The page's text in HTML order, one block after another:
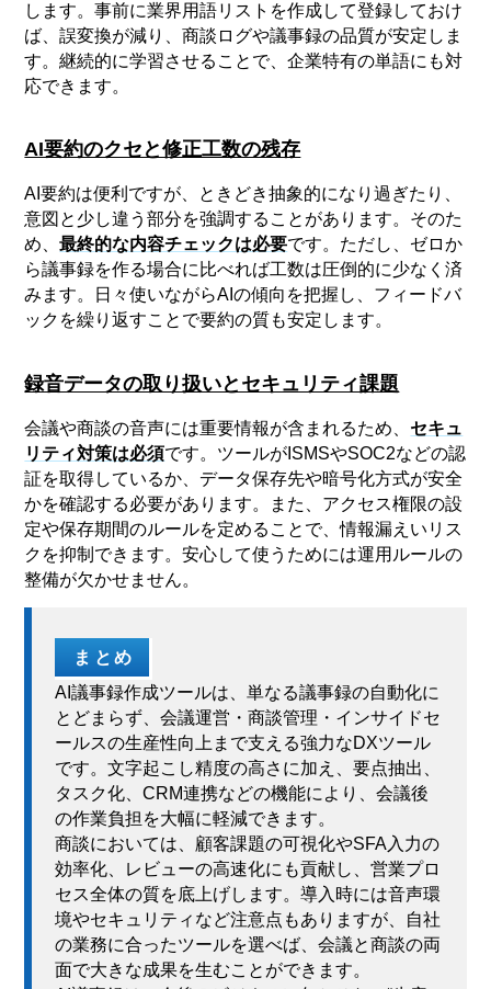
します。事前に業界用語リストを作成して登録しておけ
ば、誤変換が減り、商談ログや議事録の品質が安定しま
す。継続的に学習させることで、企業特有の単語にも対
応できます。
AI要約のクセと修正工数の残存
AI要約は便利ですが、ときどき抽象的になり過ぎたり、
意図と少し違う部分を強調することがあります。そのた
め、最終的な内容チェックは必要です。ただし、ゼロか
ら議事録を作る場合に比べれば工数は圧倒的に少なく済
みます。日々使いながらAIの傾向を把握し、フィードバ
ックを繰り返すことで要約の質も安定します。
録音データの取り扱いとセキュリティ課題
会議や商談の音声には重要情報が含まれるため、 セキュ
リティ対策は必須です。ツールがISMSやSOC2などの認
証を取得しているか、データ保存先や暗号化方式が安全
かを確認する必要があります。また、アクセス権限の設
定や保存期間のルールを定めることで、情報漏えいリス
クを抑制できます。安心して使うためには運用ルールの
整備が欠かせません。
まとめ
AI議事録作成ツールは、単なる議事録の自動化に
とどまらず、会議運営・商談管理・インサイドセ
ールスの生産性向上まで支える強力なDXツール
です。文字起こし精度の高さに加え、要点抽出、
タスク化、CRM連携などの機能により、会議後
の作業負担を大幅に軽減できます。
商談においては、顧客課題の可視化やSFA入力の
効率化、レビューの高速化にも貢献し、営業プロ
セス全体の質を底上げします。導入時には音声環
境やセキュリティなど注意点もありますが、自社
の業務に合ったツールを選べば、会議と商談の両
面で大きな成果を生むことができます。